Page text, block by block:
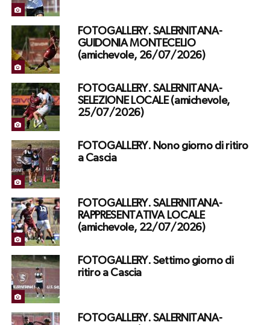
FOTOGALLERY. SALERNITANA-
GUIDONIA MONTECELIO
(amichevole, 26/07/2026)
FOTOGALLERY. SALERNITANA-
SELEZIONE LOCALE (amichevole,
25/07/2026)
FOTOGALLERY. Nono giorno di ritiro
a Cascia
FOTOGALLERY. SALERNITANA-
RAPPRESENTATIVA LOCALE
(amichevole, 22/07/2026)
FOTOGALLERY. Settimo giorno di
ritiro a Cascia
FOTOGALLERY. SALERNITANA-